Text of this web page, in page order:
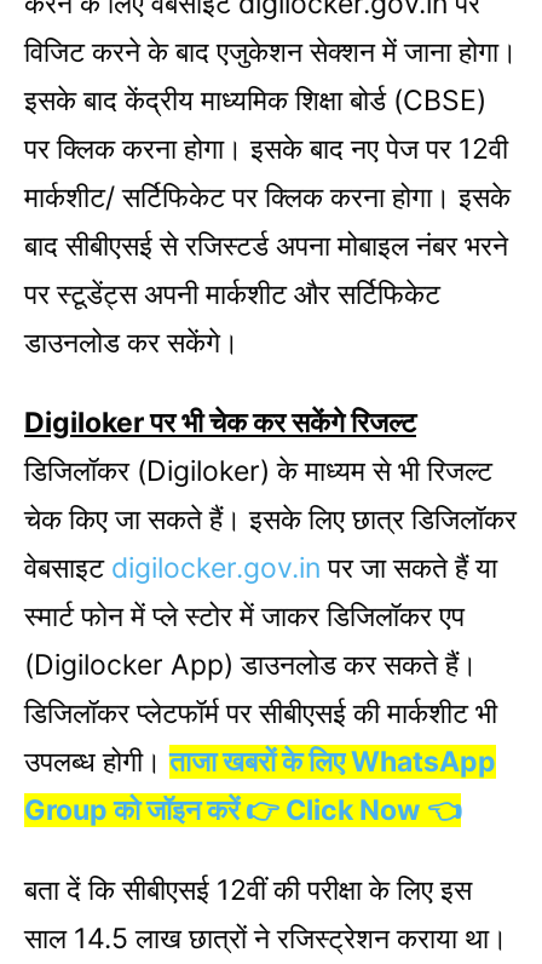
विजिट करने के बाद एजुकेशन सेक्शन में जाना होगा।
इसके बाद केंद्रीय माध्यमिक शिक्षा बोर्ड (CBSE)
पर क्लिक करना होगा। इसके बाद नए पेज पर 12वी
मार्कशीट/ सर्टिफिकेट पर क्लिक करना होगा। इसके
बाद सीबीएसई से रजिस्टर्ड अपना मोबाइल नंबर भरने
पर स्टूडेंट्स अपनी मार्कशीट और सर्टिफिकेट
डाउनलोड कर सकेंगे।
Digiloker पर भी चेक कर सकेंगे रिजल्ट
डिजिलॉकर (Digiloker) के माध्यम से भी रिजल्ट
चेक किए जा सकते हैं। इसके लिए छात्र डिजिलॉकर
वेबसाइट digilocker.gov.in पर जा सकते हैं या
स्मार्ट फोन में प्ले स्टोर में जाकर डिजिलॉकर एप
(Digilocker App) डाउनलोड कर सकते हैं।
डिजिलॉकर प्लेटफॉर्म पर सीबीएसई की मार्कशीट भी
उपलब्ध होगी।ताजा खबरों के लिए WhatsApp
Group को जॉइन करें 👉 Click Now 👈
बता दें कि सीबीएसई 12वीं की परीक्षा के लिए इस
साल 14.5 लाख छात्रों ने रजिस्ट्रेशन कराया था।